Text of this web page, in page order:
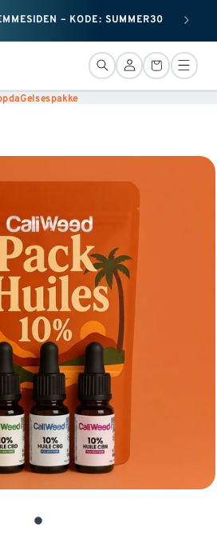
– KODE: SUMMER30 + 50
Forbindelse
Kurv